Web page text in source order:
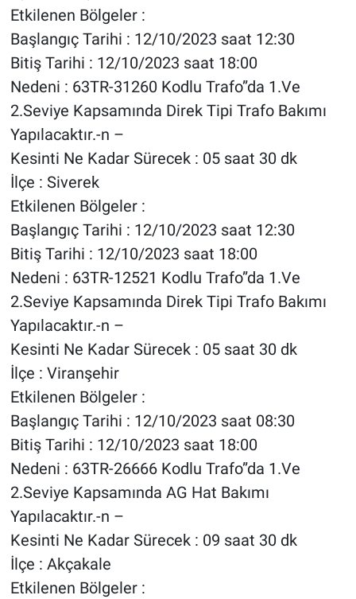
Etkilenen Bölgeler :
Başlangıç Tarihi : 12/10/2023 saat 12:30
Bitiş Tarihi : 12/10/2023 saat 18:00
Nedeni : 63TR-31260 Kodlu Trafo”da 1.Ve
2.Seviye Kapsamında Direk Tipi Trafo Bakımı
Yapılacaktır.-n –
Kesinti Ne Kadar Sürecek : 05 saat 30 dk
İlçe : Siverek
Etkilenen Bölgeler :
Başlangıç Tarihi : 12/10/2023 saat 12:30
Bitiş Tarihi : 12/10/2023 saat 18:00
Nedeni : 63TR-12521 Kodlu Trafo”da 1.Ve
2.Seviye Kapsamında Direk Tipi Trafo Bakımı
Yapılacaktır.-n –
Kesinti Ne Kadar Sürecek : 05 saat 30 dk
İlçe : Viranşehir
Etkilenen Bölgeler :
Başlangıç Tarihi : 12/10/2023 saat 08:30
Bitiş Tarihi : 12/10/2023 saat 18:00
Nedeni : 63TR-26666 Kodlu Trafo”da 1.Ve
2.Seviye Kapsamında AG Hat Bakımı
Yapılacaktır.-n –
Kesinti Ne Kadar Sürecek : 09 saat 30 dk
İlçe : Akçakale
Etkilenen Bölgeler :